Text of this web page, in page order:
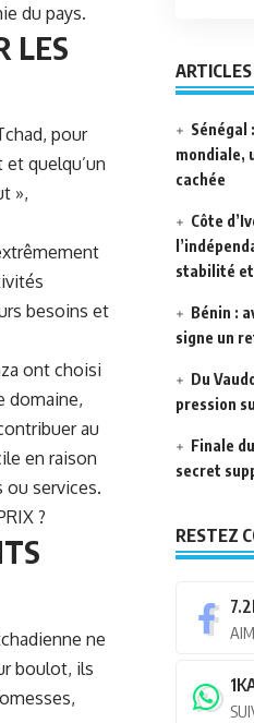
du pays.
LES
pour
quelqu’un
»,
besoins et
ont choisi
domaine,
au
en raison
ou services.
?
ne
boulot, ils
Sénégal
mondiale,
cachée
Côte
stabilité et
Bénin :
signe un
Du
pression
Finale
secret
RESTEZ
1K